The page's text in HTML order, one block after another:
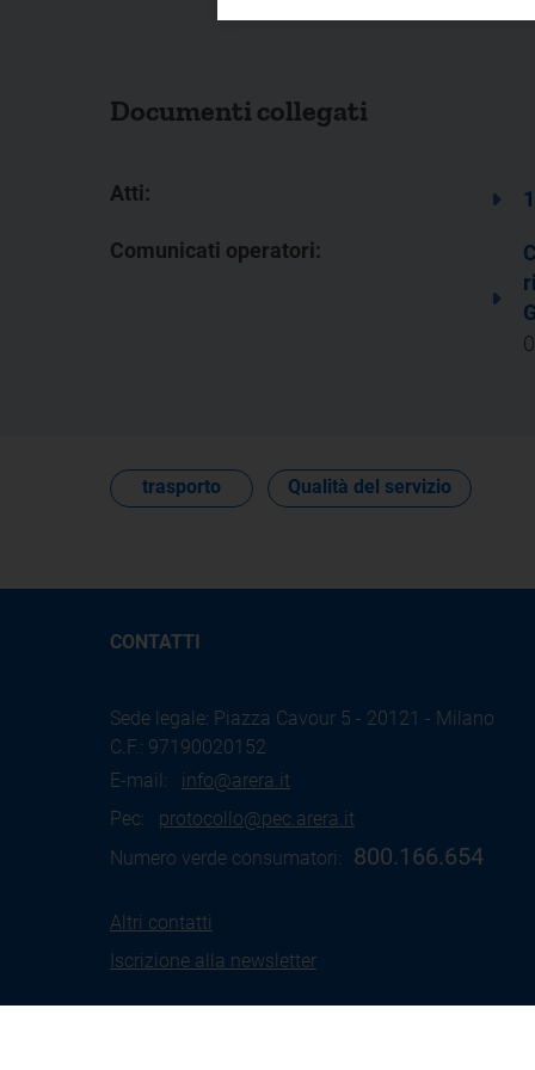
Documenti collegati
Atti:
Comunicati operatori:
trasporto Qualità del servizio
CONTATTI
Sede legale: Piazza Cavour 5 - 20121 - Milano
C.F.: 97190020152
E-mail: info@arera.it
Pec: protocollo@pec.arera.it
Numero verde consumatori:
800.166.654
Altri contatti
Iscrizione alla newsletter